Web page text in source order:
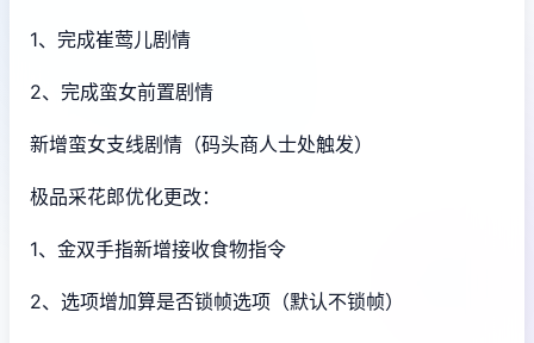
1、完成崔莺儿剧情
2、完成蛮女前置剧情
新增蛮女支线剧情（码头商人士处触发）
极品采花郎优化更改：
1、金双手指新增接收食物指令
2、选项增加算是否锁帧选项（默认不锁帧）